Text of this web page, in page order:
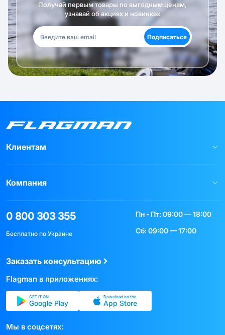
Получай первым товары по выгодным ценам,
узнавай об акциях и новинках
Подписаться
Клиентам
Компания
0 800 303 355
Бесплатно по Украине
Пн - Пт: 09:00 — 18:00
Сб: 09:00 — 17:00
Заказать консультацию
Flagman в приложениях:
GET IT ON
Google Play
Download on the
App Store
Мы в соцсетях: